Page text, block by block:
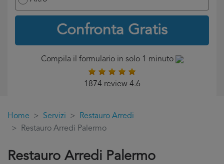
Confronta Gratis
Compila il formulario in solo 1 minuto
1874 review 4.6
Home Servizi
Restauro Arredi
Restauro Arredi Palermo
Restauro Arredi Palermo